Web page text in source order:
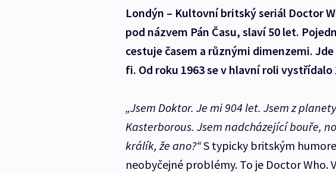
Londýn – Kultovní britský seriál Doctor
pod názvem Pán Času, slaví 50 let.
cestuje časem a různými dimenzemi.
fi. Od roku 1963 se v hlavní roli vystřídalo
„Jsem Doktor. Je mi 904 let. Jsem z
Kasterborous. Jsem nadcházející bouře,
králík, že ano?“S typicky britským
neobyčejné problémy. To je Doctor Who.